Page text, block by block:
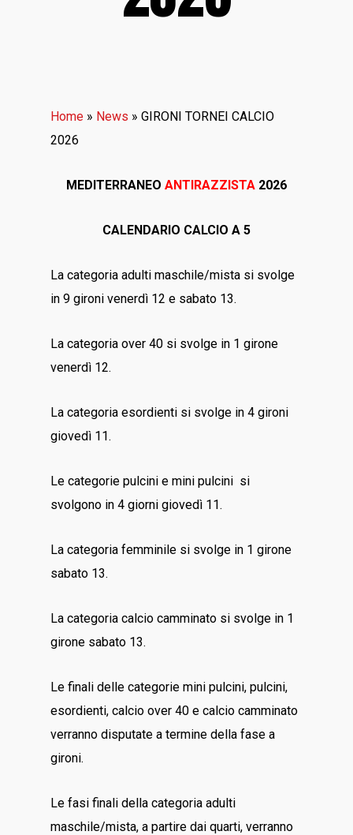
Home » News » GIRONI TORNEI CALCIO
2026
MEDITERRANEO ANTIRAZZISTA 2026
CALENDARIO CALCIO A 5
La categoria adulti maschile/mista si svolge
in 9 gironi venerdì 12 e sabato 13.
La categoria over 40 si svolge in 1 girone
venerdì 12.
La categoria esordienti si svolge in 4 gironi
giovedì 11.
Le categorie pulcini e mini pulcini si
svolgono in 4 giorni giovedì 11.
La categoria femminile si svolge in 1 girone
sabato 13.
La categoria calcio camminato si svolge in 1
girone sabato 13.
Le finali delle categorie mini pulcini, pulcini,
esordienti, calcio over 40 e calcio camminato
verranno disputate a termine della fase a
gironi.
Le fasi finali della categoria adulti
maschile/mista, a partire dai quarti, verranno